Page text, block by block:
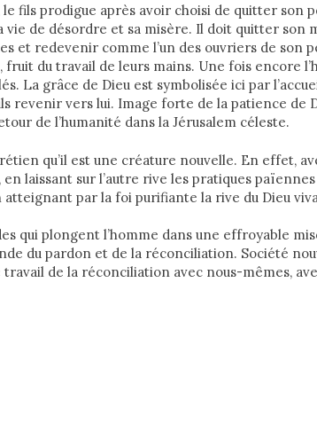
le fils prodigue après avoir choisi de quitter son
vie de désordre et sa misère. Il doit quitter son
et redevenir comme l’un des ouvriers de son
du travail de leurs mains. Une fois encore
La grâce de Dieu est symbolisée ici par
revenir vers lui. Image forte de la patience de
de l’humanité dans la Jérusalem céleste.
qu’il est une créature nouvelle. En effet,
laissant sur l’autre rive les pratiques
par la foi purifiante la rive du Dieu
qui plongent l’homme dans une effroyable
du pardon et de la réconciliation. Société
travail de la réconciliation avec nous-mêmes,